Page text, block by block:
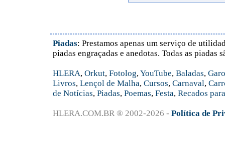
Piadas: Prestamos apenas um serviço de
piadas engraçadas e anedotas. Todas as piadas
HLERA, Orkut, Fotolog,YouTube, Baladas,
Livros, Lençol de Malha, Cursos, Carnaval,
de Notícias, Piadas, Poemas, Festa, Recados
HLERA.COM.BR ® 2002-2026 - Política de